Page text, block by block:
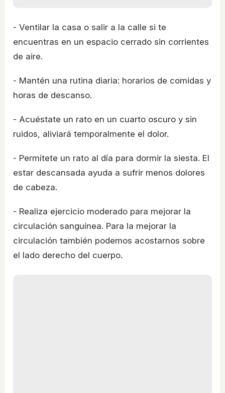
- Ventilar la casa o salir a la calle si te
encuentras en un espacio cerrado sin corrientes
de aire.
- Mantén una rutina diaria: horarios de comidas y
horas de descanso.
- Acuéstate un rato en un cuarto oscuro y sin
ruidos, aliviará temporalmente el dolor.
- Permítete un rato al día para dormir la siesta. El
estar descansada ayuda a sufrir menos dolores
de cabeza.
- Realiza ejercicio moderado para mejorar la
circulación sanguínea. Para la mejorar la
circulación también podemos acostarnos sobre
el lado derecho del cuerpo.